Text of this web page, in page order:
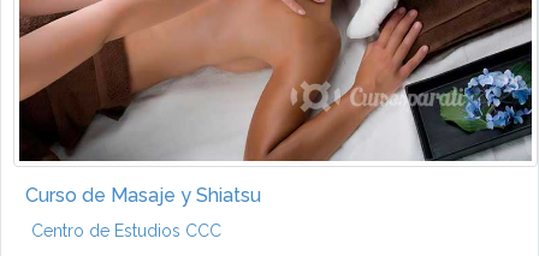
Curso de Masaje y Shiatsu
Centro de Estudios CCC